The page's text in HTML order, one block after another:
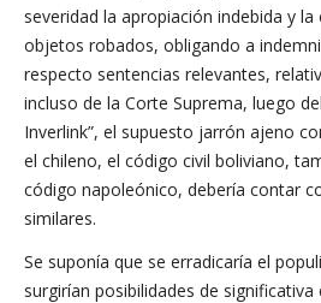
severidad la apropiación indebida y
objetos robados, obligando a
respecto sentencias relevantes,
incluso de la Corte Suprema, luego
Inverlink”, el supuesto jarrón ajeno
el chileno, el código civil boliviano,
código napoleónico, debería contar
similares.
Se suponía que se erradicaría el
surgirían posibilidades de